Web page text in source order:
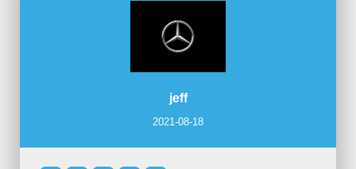
jeff
2021-08-18